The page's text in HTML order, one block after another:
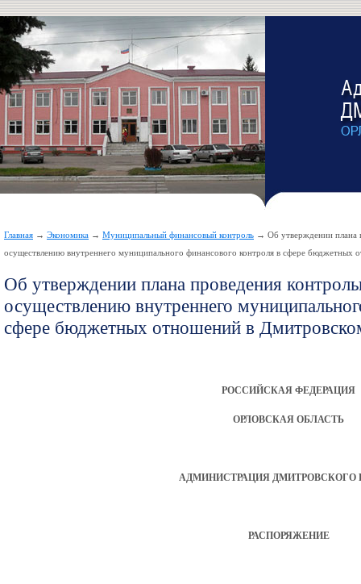
Главная → Экономика → Муниципальный финансовый контроль → Об утверждении плана
осуществлению внутреннего муниципального финансового контроля в сфере
Об утверждении плана проведения
осуществлению внутреннего
сфере бюджетных отношений в
РОССИЙСКАЯ ФЕДЕРАЦИЯ
ОРЛОВСКАЯ ОБЛАСТЬ
АДМИНИСТРАЦИЯ ДМИТРОВСКОГО
РАСПОРЯЖЕНИЕ